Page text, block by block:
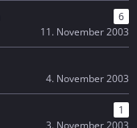
6
11. November 2003
4. November 2003
1
3. November 2003